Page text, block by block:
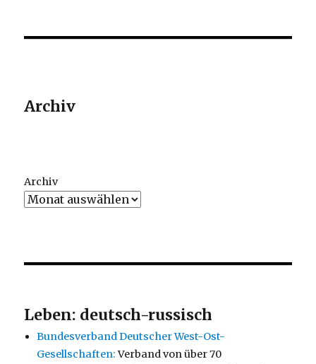
Archiv
Archiv
Leben: deutsch-russisch
Bundesverband Deutscher West-Ost-
Gesellschaften:Verband von über 70